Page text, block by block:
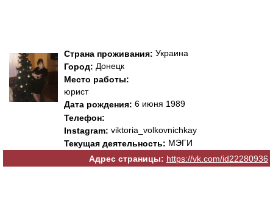
Страна проживания: Украина
Город: Донецк
Место работы:
юрист
Дата рождения: 6 июня 1989
Телефон:
Instagram: viktoria_volkovnichkay
Текущая деятельность: МЭГИ
Адрес страницы: https://vk.com/id22280936